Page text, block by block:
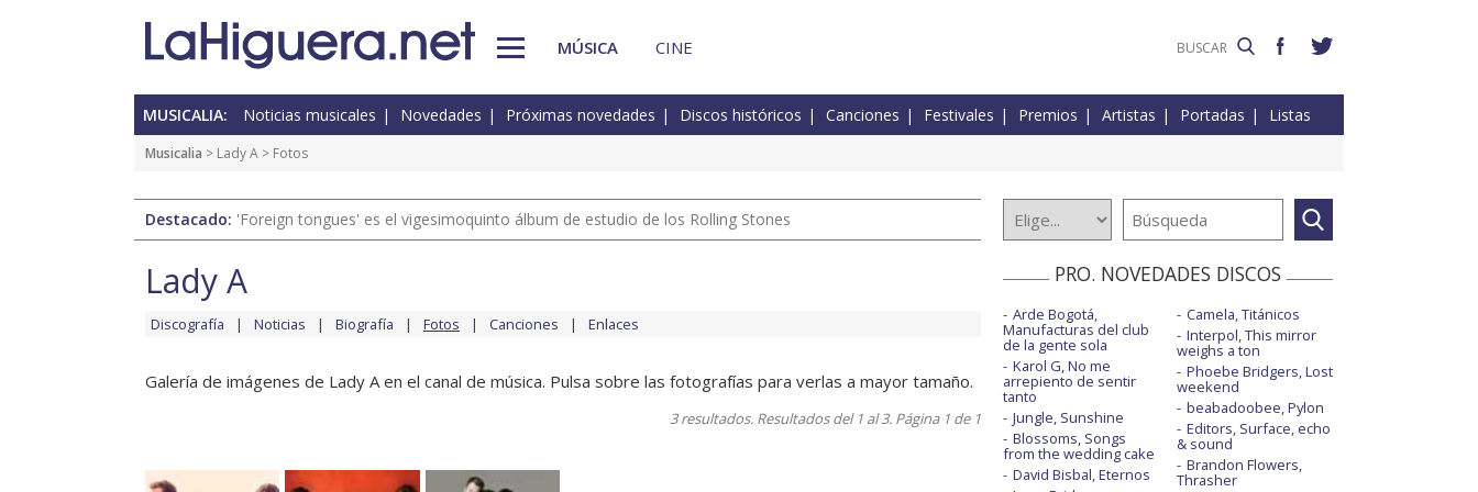
MÚSICA CINE
MUSICALIA: Noticias musicales Novedades Próximas novedades Discos históricos Canciones Festivales Premios Artistas Portadas Listas
Musicalia > Lady A > Fotos
Destacado: 'Foreign tongues' es el vigesimoquinto álbum de estudio de los Rolling Stones
Lady A
Discografía Noticias Biografía Fotos Canciones Enlaces
Galería de imágenes de Lady A en el canal de música. Pulsa sobre las fotografías para verlas a mayor tamaño.
3 resultados. Resultados del 1 al 3. Página 1 de 1
PRO. NOVEDADES DISCOS
Arde Bogotá,
Manufacturas del club
de la gente sola
Karol G, No me
arrepiento de sentir
tanto
Jungle, Sunshine
Blossoms, Songs
from the wedding cake
David Bisbal, Eternos
Camela, Titánicos
Interpol, This mirror
weighs a ton
Phoebe Bridgers, Lost
weekend
beabadoobee, Pylon
Editors, Surface, echo
& sound
Brandon Flowers,
Thrasher